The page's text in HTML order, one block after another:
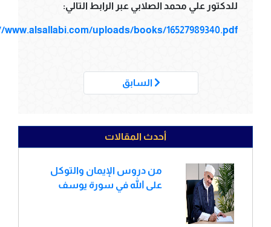
للدكتور علي محمد الصلابي عبر الرابط التالي:
uploads/books/16527989340.pdf
السابق
أحدث المقالات
من دروس الإيمان والتوكل
على الله في سورة يوسف